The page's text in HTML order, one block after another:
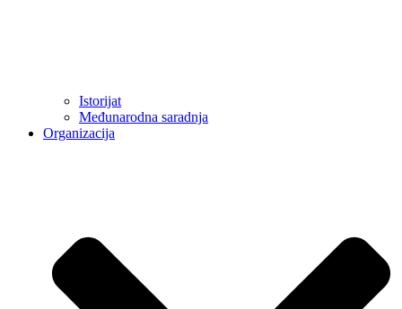
Istorijat
Međunarodna saradnja
Organizacija